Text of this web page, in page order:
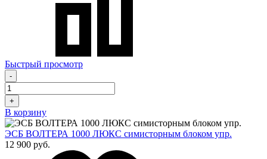
Быстрый просмотр
-
+
В корзину
ЭСБ ВОЛТЕРА 1000 ЛЮКС симисторным блоком упр.
12 900 руб.